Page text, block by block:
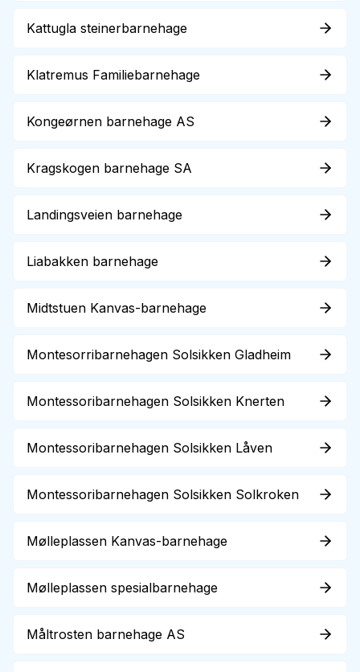
Kattugla steinerbarnehage
Klatremus Familiebarnehage
Kongeørnen barnehage AS
Kragskogen barnehage SA
Landingsveien barnehage
Liabakken barnehage
Midtstuen Kanvas-barnehage
Montesorribarnehagen Solsikken Gladheim
Montessoribarnehagen Solsikken Knerten
Montessoribarnehagen Solsikken Låven
Montessoribarnehagen Solsikken Solkroken
Mølleplassen Kanvas-barnehage
Mølleplassen spesialbarnehage
Måltrosten barnehage AS